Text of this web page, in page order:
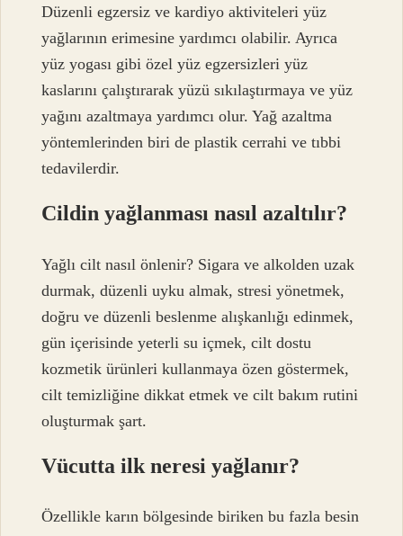
Düzenli egzersiz ve kardiyo aktiviteleri yüz
yağlarının erimesine yardımcı olabilir. Ayrıca
yüz yogası gibi özel yüz egzersizleri yüz
kaslarını çalıştırarak yüzü sıkılaştırmaya ve yüz
yağını azaltmaya yardımcı olur. Yağ azaltma
yöntemlerinden biri de plastik cerrahi ve tıbbi
tedavilerdir.
Cildin yağlanması nasıl azaltılır?
Yağlı cilt nasıl önlenir? Sigara ve alkolden uzak
durmak, düzenli uyku almak, stresi yönetmek,
doğru ve düzenli beslenme alışkanlığı edinmek,
gün içerisinde yeterli su içmek, cilt dostu
kozmetik ürünleri kullanmaya özen göstermek,
cilt temizliğine dikkat etmek ve cilt bakım rutini
oluşturmak şart.
Vücutta ilk neresi yağlanır?
Özellikle karın bölgesinde biriken bu fazla besin